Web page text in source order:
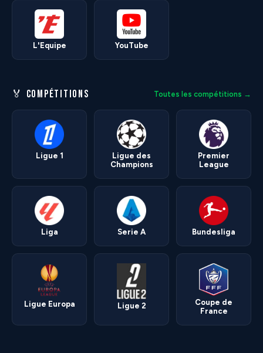
L'Equipe YouTube
🏅 COMPÉTITIONS Toutes les compétitions →
Ligue 1
Ligue des
Champions
Premier
League
Liga Serie A Bundesliga
Ligue Europa Ligue 2
Coupe de
France